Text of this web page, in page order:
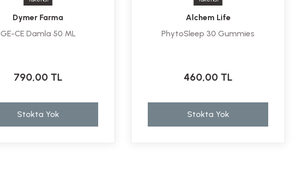
Dymer Farma
GE-CE Damla 50 ML
790,00 TL
Stokta Yok
Alchem Life
PhytoSleep 30 Gummies
460,00 TL
Stokta Yok